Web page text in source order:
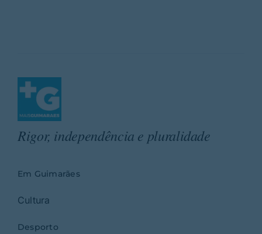
Rigor, independência e pluralidade
Em Guimarães
Cultura
Desporto